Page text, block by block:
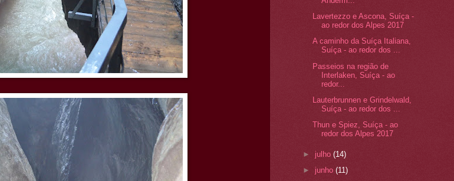
Lavertezzo e Ascona, Suíça -
ao redor dos Alpes 2017
A caminho da Suíça Italiana,
Suíça - ao redor dos ...
Passeios na região de
Interlaken, Suíça - ao
redor...
Lauterbrunnen e Grindelwald,
Suíça - ao redor dos ...
Thun e Spiez, Suíça - ao
redor dos Alpes 2017
► julho(14)
► junho(11)